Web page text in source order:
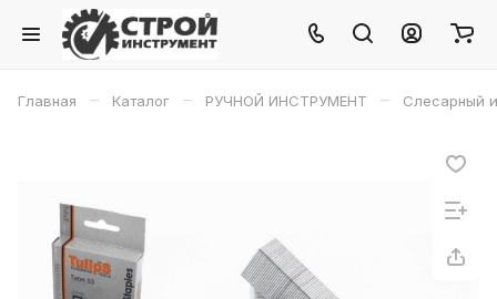
Главная – Каталог – РУЧНОЙ ИНСТРУМЕНТ – Слесарный